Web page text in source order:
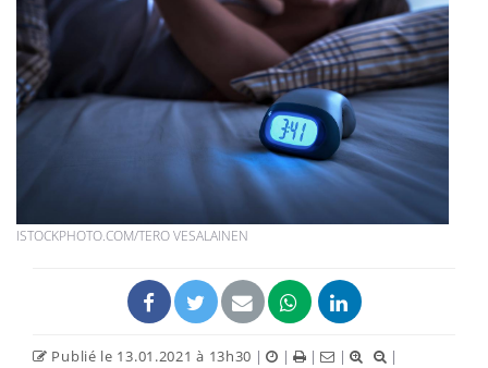
ISTOCKPHOTO.COM/TERO VESALAINEN
Publié le 13.01.2021 à 13h30 | | | |
|